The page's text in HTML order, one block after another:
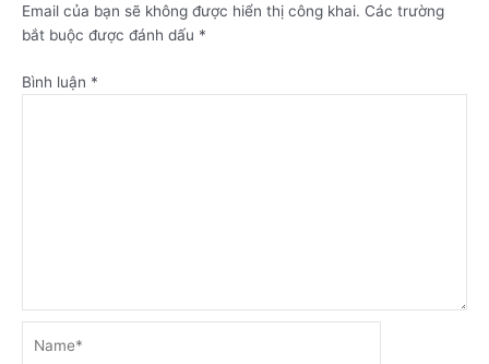
Email của bạn sẽ không được hiển thị công khai. Các trường
bắt buộc được đánh dấu *
Bình luận *